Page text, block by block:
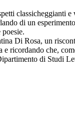
classicheggianti
di un
Di Rosa, un
ricordando che,
di Studi